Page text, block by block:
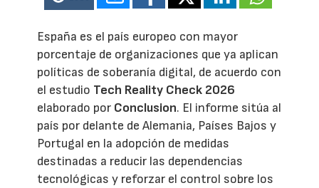
España es el país europeo con mayor
porcentaje de organizaciones que ya aplican
políticas de soberanía digital, de acuerdo con
el estudio Tech Reality Check 2026
elaborado por Conclusion. El informe sitúa al
país por delante de Alemania, Países Bajos y
Portugal en la adopción de medidas
destinadas a reducir las dependencias
tecnológicas y reforzar el control sobre los